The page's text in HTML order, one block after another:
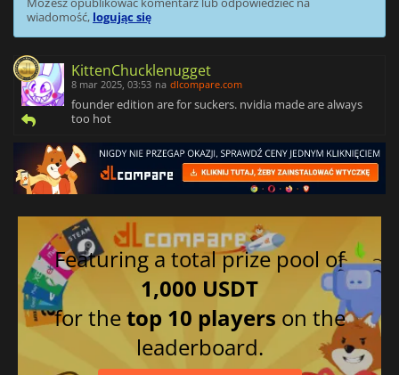
wiadomość, logując się
KittenChucklenugget
8 mar 2025, 03:53 na dlcompare.com
founder edition are for suckers. nvidia made are always
too hot
Featuring a total prize pool of
1,000 USDT
for thetop 10 players on the
leaderboard.